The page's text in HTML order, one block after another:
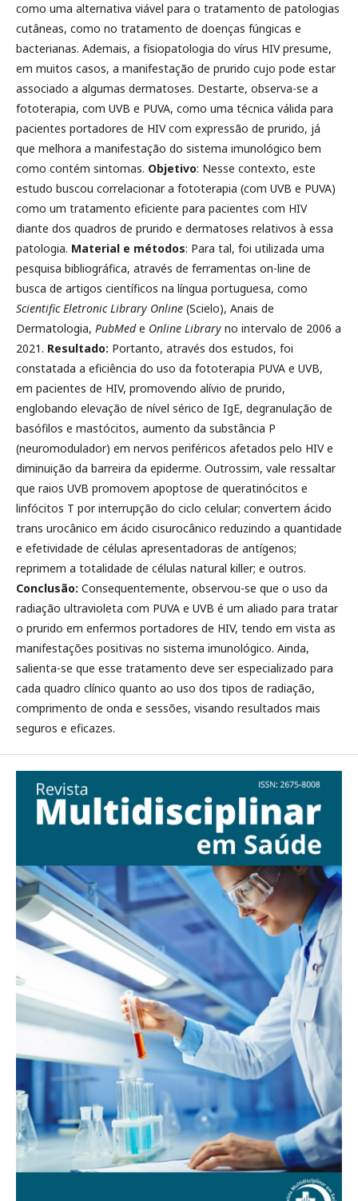
como uma alternativa viável para o tratamento de patologias
cutâneas, como no tratamento de doenças fúngicas e
bacterianas. Ademais, a fisiopatologia do vírus HIV presume,
em muitos casos, a manifestação de prurido cujo pode estar
associado a algumas dermatoses. Destarte, observa-se a
fototerapia, com UVB e PUVA, como uma técnica válida para
pacientes portadores de HIV com expressão de prurido, já
que melhora a manifestação do sistema imunológico bem
como contém sintomas. Objetivo: Nesse contexto, este
estudo buscou correlacionar a fototerapia (com UVB e PUVA)
como um tratamento eficiente para pacientes com HIV
diante dos quadros de prurido e dermatoses relativos à essa
patologia. Material e métodos: Para tal, foi utilizada uma
pesquisa bibliográfica, através de ferramentas on-line de
busca de artigos científicos na língua portuguesa, como
Scientific Eletronic Library Online (Scielo), Anais de
Dermatologia, PubMede Online Library no intervalo de 2006 a
2021. Resultado: Portanto, através dos estudos, foi
constatada a eficiência do uso da fototerapia PUVA e UVB,
em pacientes de HIV, promovendo alívio de prurido,
englobando elevação de nível sérico de IgE, degranulação de
basófilos e mastócitos, aumento da substância P
(neuromodulador) em nervos periféricos afetados pelo HIV e
diminuição da barreira da epiderme. Outrossim, vale ressaltar
que raios UVB promovem apoptose de queratinócitos e
linfócitos T por interrupção do ciclo celular; convertem ácido
trans urocânico em ácido cisurocânico reduzindo a quantidade
e efetividade de células apresentadoras de antígenos;
reprimem a totalidade de células natural killer; e outros.
Conclusão: Consequentemente, observou-se que o uso da
radiação ultravioleta com PUVA e UVB é um aliado para tratar
o prurido em enfermos portadores de HIV, tendo em vista as
manifestações positivas no sistema imunológico. Ainda,
salienta-se que esse tratamento deve ser especializado para
cada quadro clínico quanto ao uso dos tipos de radiação,
comprimento de onda e sessões, visando resultados mais
seguros e eficazes.